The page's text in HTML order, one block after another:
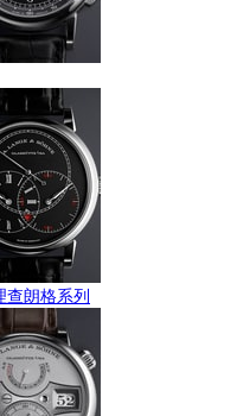
查朗格系列